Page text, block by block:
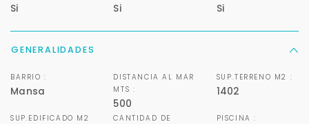
Si Si Si
GENERALIDADES
BARRIO :
Mansa
DISTANCIA AL MAR
MTS :
500
SUP.TERRENO M2 :
1402
SUP.EDIFICADO M2
CANTIDAD DE
PISCINA :